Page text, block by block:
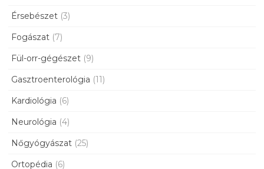
Érsebészet (3)
Fogászat (7)
Fül-orr-gégészet (9)
Gasztroenterológia (11)
Kardiológia (6)
Neurológia (4)
Nőgyógyászat (25)
Ortopédia (6)